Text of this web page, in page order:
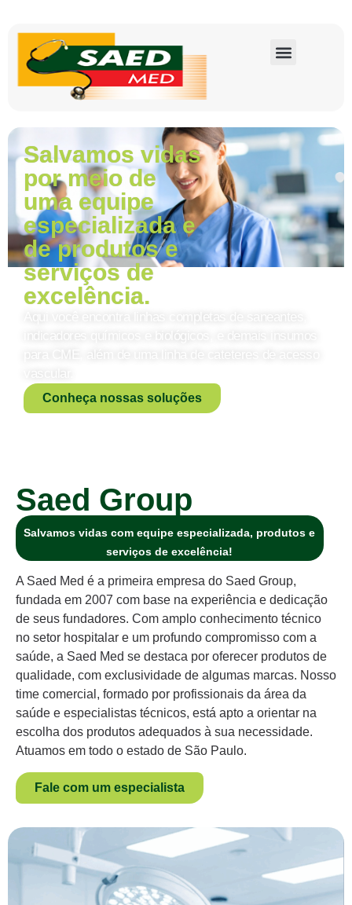
Salvamos vidas
por meio de
uma equipe
especializada e
de produtos e
serviços de
excelência.
Aqui você encontra linhas completas de saneantes,
indicadores químicos e biológicos, e demais insumos
para CME, além de uma linha de cateteres de acesso
Conheça nossas soluções
Saed Group
Salvamos vidas com equipe especializada, produtos e
serviços de excelência!
A Saed Med é a primeira empresa do Saed Group,
fundada em 2007 com base na experiência e dedicação
de seus fundadores. Com amplo conhecimento técnico
no setor hospitalar e um profundo compromisso com a
saúde, a Saed Med se destaca por oferecer produtos de
qualidade, com exclusividade de algumas marcas. Nosso
time comercial, formado por profissionais da área da
saúde e especialistas técnicos, está apto a orientar na
escolha dos produtos adequados à sua necessidade.
Atuamos em todo o estado de São Paulo.
Fale com um especialista